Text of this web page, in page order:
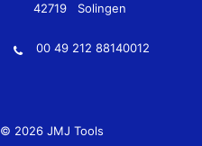
42719 Solingen
00 49 212 88140012
© 2026 JMJ Tools